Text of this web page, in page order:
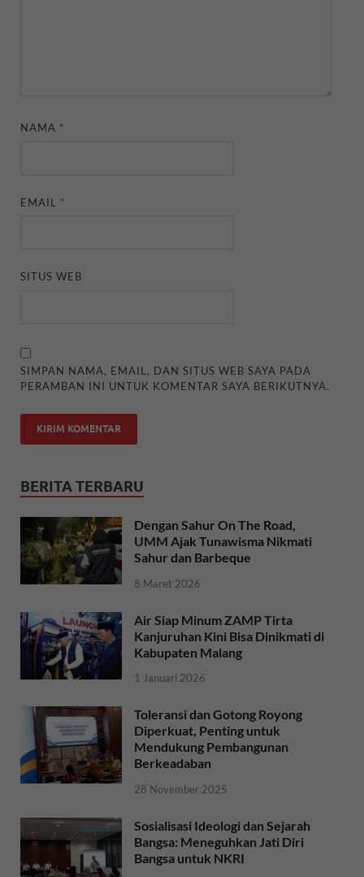
NAMA *
EMAIL *
SITUS WEB
SIMPAN NAMA, EMAIL, DAN SITUS WEB SAYA PADA
PERAMBAN INI UNTUK KOMENTAR SAYA BERIKUTNYA.
BERITA TERBARU
Dengan Sahur On The Road,
UMM Ajak Tunawisma Nikmati
Sahur dan Barbeque
8 Maret 2026
Air Siap Minum ZAMP Tirta
Kanjuruhan Kini Bisa Dinikmati di
Kabupaten Malang
1 Januari 2026
Toleransi dan Gotong Royong
Diperkuat, Penting untuk
Mendukung Pembangunan
Berkeadaban
28 November 2025
Sosialisasi Ideologi dan Sejarah
Bangsa: Meneguhkan Jati Diri
Bangsa untuk NKRI